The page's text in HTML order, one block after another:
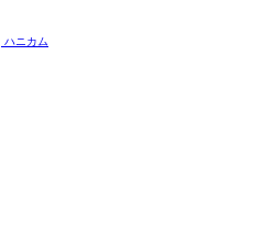
ハニカム